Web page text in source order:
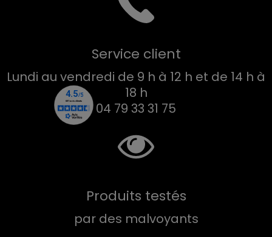
Service client
Lundi au vendredi de 9 h à 12 h et de 14 h à
18 h
04 79 33 31 75
Produits testés
par des malvoyants